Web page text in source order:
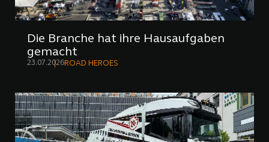
Die Branche hat ihre Hausaufgaben
gemacht
23.07.2026ROAD HEROES